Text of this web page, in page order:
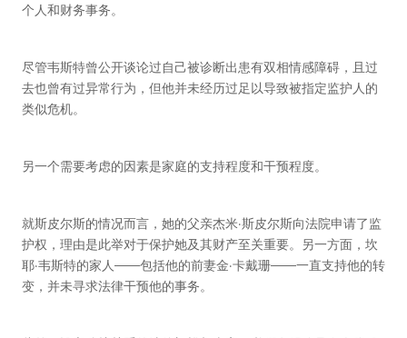
个人和财务事务。
尽管韦斯特曾公开谈论过自己被诊断出患有双相情感障碍，且过
去也曾有过异常行为，但他并未经历过足以导致被指定监护人的
类似危机。
另一个需要考虑的因素是家庭的支持程度和干预程度。
就斯皮尔斯的情况而言，她的父亲杰米·斯皮尔斯向法院申请了监
护权，理由是此举对于保护她及其财产至关重要。另一方面，坎
耶·韦斯特的家人——包括他的前妻金·卡戴珊——一直支持他的转
变，并未寻求法律干预他的事务。